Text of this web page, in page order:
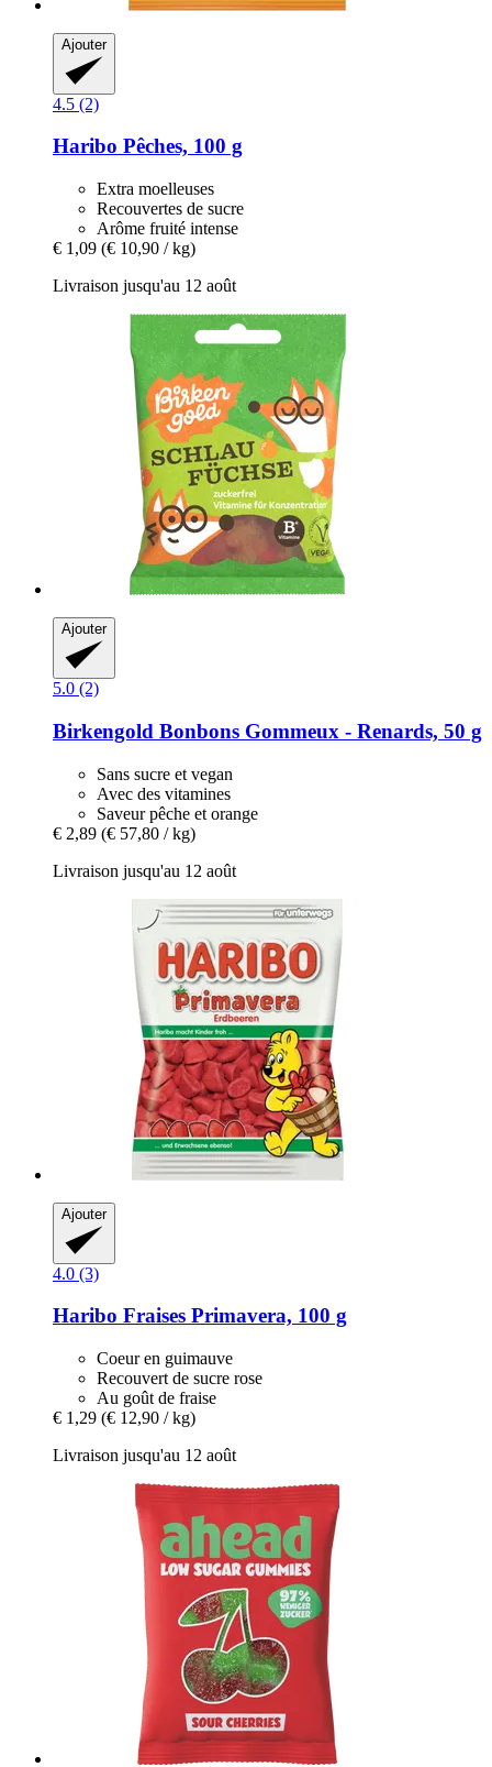
Ajouter
4.5 (2)
Haribo Pêches, 100 g
Extra moelleuses
Recouvertes de sucre
Arôme fruité intense
€ 1,09 (€ 10,90 / kg)
Livraison jusqu'au 12 août
Ajouter
5.0 (2)
Birkengold Bonbons Gommeux -​ Renards, 50 g
Sans sucre et vegan
Avec des vitamines
Saveur pêche et orange
€ 2,89 (€ 57,80 / kg)
Livraison jusqu'au 12 août
Ajouter
4.0 (3)
Haribo Fraises Primavera, 100 g
Coeur en guimauve
Recouvert de sucre rose
Au goût de fraise
€ 1,29 (€ 12,90 / kg)
Livraison jusqu'au 12 août